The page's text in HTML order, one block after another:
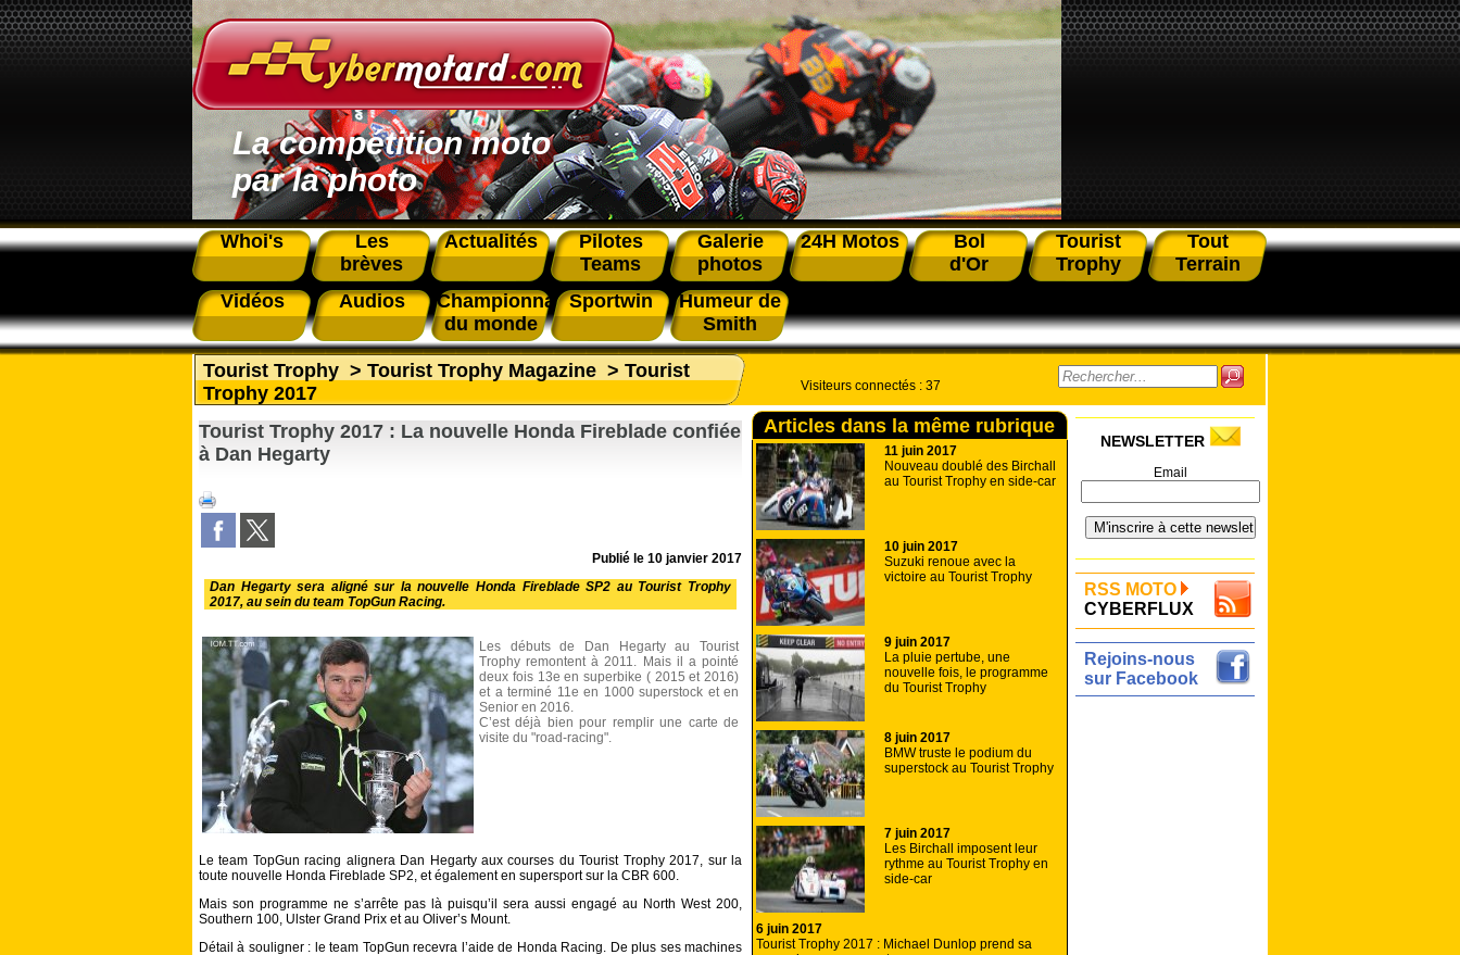
La compétition moto
par la photo
Whoi's
Les
brèves
Actualités
Pilotes
Teams
Galerie
photos
24H Motos
Bol
d'Or
Tourist
Trophy
Tout
Terrain
Vidéos
Audios
Championnat
du monde
Sportwin
Humeur de
Smith
Tourist Trophy > Tourist Trophy Magazine > Tourist
Trophy 2017
Tourist Trophy 2017 : La nouvelle Honda Fireblade confiée
à Dan Hegarty
Publié le 10 janvier 2017
Dan Hegarty sera aligné sur la nouvelle Honda Fireblade SP2 au Tourist Trophy
2017, au sein du team TopGun Racing.
Les débuts de Dan Hegarty au Tourist
Trophy remontent à 2011. Mais il a pointé
deux fois 13e en superbike ( 2015 et 2016)
et a terminé 11e en 1000 superstock et en
Senior en 2016.
C’est déjà bien pour remplir une carte de
visite du "road-racing".
Le team TopGun racing alignera Dan Hegarty aux courses du Tourist Trophy 2017, sur la
toute nouvelle Honda Fireblade SP2, et également en supersport sur la CBR 600.
Mais son programme ne s’arrête pas là puisqu’il sera aussi engagé au North West 200,
Southern 100, Ulster Grand Prix et au Oliver’s Mount.
Détail à souligner : le team TopGun recevra l’aide de Honda Racing. De plus ses machines
Visiteurs connectés : 37
Articles dans la même rubrique
11 juin 2017
Nouveau doublé des Birchall
au Tourist Trophy en side-car
10 juin 2017
Suzuki renoue avec la
victoire au Tourist Trophy
9 juin 2017
La pluie pertube, une
nouvelle fois, le programme
du Tourist Trophy
8 juin 2017
BMW truste le podium du
superstock au Tourist Trophy
7 juin 2017
Les Birchall imposent leur
rythme au Tourist Trophy en
side-car
6 juin 2017
Tourist Trophy 2017 : Michael Dunlop prend sa
NEWSLETTER
Email
RSS MOTO
CYBERFLUX
Rejoins-nous
sur Facebook